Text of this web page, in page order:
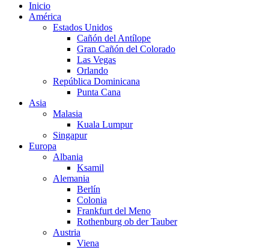
Inicio
América
Estados Unidos
Cañón del Antílope
Gran Cañón del Colorado
Las Vegas
Orlando
República Dominicana
Punta Cana
Asia
Malasia
Kuala Lumpur
Singapur
Europa
Albania
Ksamil
Alemania
Berlín
Colonia
Frankfurt del Meno
Rothenburg ob der Tauber
Austria
Viena